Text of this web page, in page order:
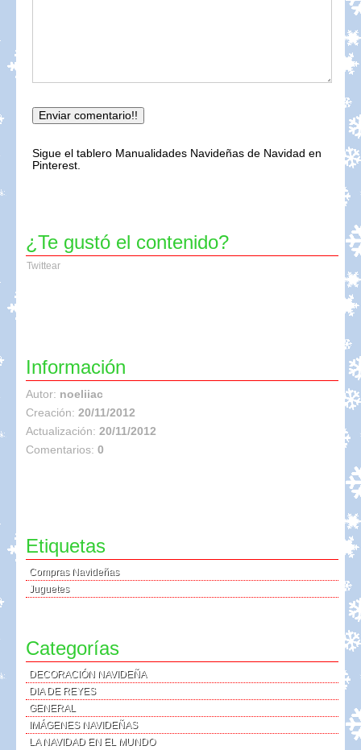
Sigue el tablero Manualidades Navideñas de Navidad en
Pinterest.
¿Te gustó el contenido?
Twittear
Información
Autor: noeliiac
Creación: 20/11/2012
Actualización: 20/11/2012
Comentarios: 0
Etiquetas
Compras Navideñas
Juguetes
Categorías
DECORACIÓN NAVIDEÑA
DIA DE REYES
GENERAL
IMÁGENES NAVIDEÑAS
LA NAVIDAD EN EL MUNDO